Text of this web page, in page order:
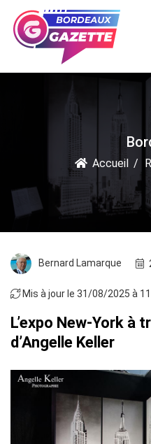
Accueil
Bernard Lamarque
Mis à jour le 31/08/2025 à
L’expo New-York à
d’Angelle Keller